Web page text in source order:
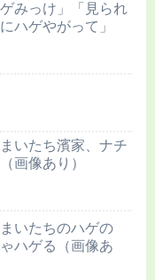
みっけ」「見られ
ハゲやがって」
いたち濱家、ナチ
画像あり）
いたちのハゲの
ハゲる（画像あ